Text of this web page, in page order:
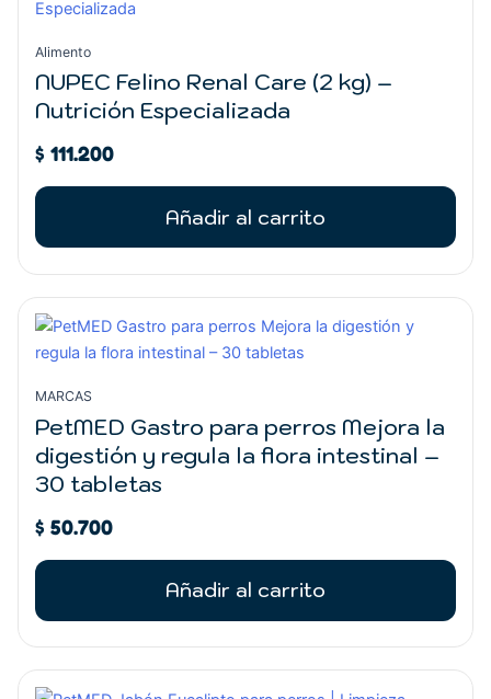
Alimento
NUPEC Felino Renal Care (2 kg) –
Nutrición Especializada
$ 111.200
Añadir al carrito
MARCAS
PetMED Gastro para perros Mejora la
digestión y regula la flora intestinal –
30 tabletas
$ 50.700
Añadir al carrito